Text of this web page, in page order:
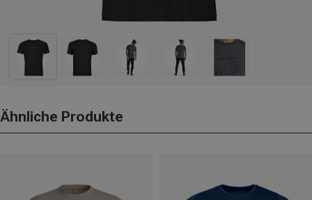
Ähnliche Produkte